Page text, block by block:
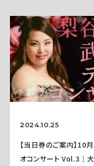
2024.10.25
【当日券のご案内】10
オコンサート Vol.3｜